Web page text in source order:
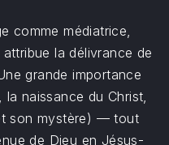
comme médiatrice,
la délivrance de
grande importance
la naissance du Christ,
son mystère) — tout
de Dieu en Jésus-